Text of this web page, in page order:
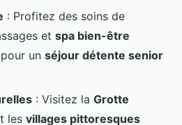
: Profitez des soins de
et spa bien-être
pour un séjour détente senior
: Visitez la Grotte
les villages pittoresques